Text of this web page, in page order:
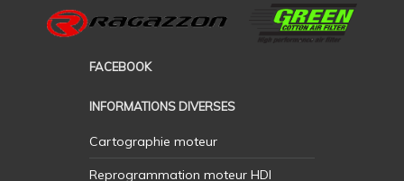
FACEBOOK
INFORMATIONS DIVERSES
Cartographie moteur
Reprogrammation moteur HDI